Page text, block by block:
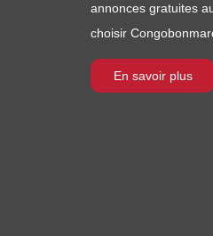
annonces gratuites
choisir
En savoir plus